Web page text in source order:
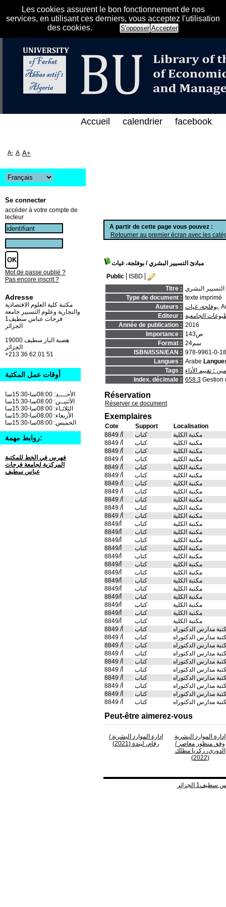
Les cookies assurent le bon fonctionnement de nos
services, en utilisant ces derniers, vous acceptez l'utilisation
des cookies.
S'opposer Accepter
الإلكتروني على الخط المباشر لمكتبة كلية
A partir de cette page vous pouvez :
Retourner au premier écran avec les
مبادئ التسيير البشري/ بوفلجة، غيات
Public
ISBD
Titre : التسيير البشري
Type de document : texte imprimé
Auteurs : بوفلجة، غيات,
Editeur : الجامعية
Année de publication : 2016
Importance :
143ص
Format :
24سم
ISBN/ISSN/EAN : 978-9961-0-
Langues : Arabe
Tags : ؛ تقييم الأداء
Index. décimale : 658.3 Gestion
Réservation
Réserver ce document
Exemplaires
Cote Support
Localisation
أ/ 8849
كتاب
مكتبة الكلية
أ/ 8849
كتاب
مكتبة الكلية
أ/ 8849
كتاب
مكتبة الكلية
أ/ 8849
كتاب
مكتبة الكلية
أ/ 8849
كتاب
مكتبة الكلية
أ/ 8849
كتاب
مكتبة الكلية
أ/ 8849
كتاب
مكتبة الكلية
أ/ 8849
كتاب
مكتبة الكلية
أ/ 8849
كتاب
مكتبة الكلية
أ/ 8849
كتاب
مكتبة الكلية
أ/ 8849
كتاب
مكتبة الكلية
أ/8849
كتاب
مكتبة الكلية
أ/8849
كتاب
مكتبة الكلية
أ/8849
كتاب
مكتبة الكلية
أ/8849
كتاب
مكتبة الكلية
أ/8849
كتاب
مكتبة الكلية
أ/8849
كتاب
مكتبة الكلية
أ/8849
كتاب
مكتبة الكلية
أ/8849
كتاب
مكتبة الكلية
أ/8849
كتاب
مكتبة الكلية
أ/8849
كتاب
مكتبة الكلية
أ/8849
كتاب
مكتبة الكلية
أ/8849
كتاب
مكتبة الكلية
أ/8849
كتاب
مكتبة الكلية
أ/ 8849
كتاب
مدارس الدكتوراه
أ/ 8849
كتاب
مدارس الدكتوراه
أ/ 8849
كتاب
مدارس الدكتوراه
أ/ 8849
كتاب
مدارس الدكتوراه
أ/ 8849
كتاب
مدارس الدكتوراه
أ/ 8849
كتاب
مدارس الدكتوراه
أ/ 8849
كتاب
مدارس الدكتوراه
أ/ 8849
كتاب
مدارس الدكتوراه
أ/ 8849
كتاب
مدارس الدكتوراه
أ/ 8849
كتاب مدارس الدكتوراه
Peut-être aimerez-vous
إدارة الموارد البشرية/
رقام، ليندة (2021)
إدارة الموارد البشرية
وفق منظور معاصر /
الدوري، زكريا مطلك
(2022)
Accueil calendrier facebook.
A- A A+
Se connecter
accéder à votre compte de
lecteur
Mot de passe oublié ?
Pas encore inscrit ?
Adresse
مكتبة كلية العلوم الاقتصادية
والتجارية وعلوم التسيير جامعة
فرحات عباس سطيف1
الجزائر
19000 هضبة الباز سطيف
+213 36 62 01 51
أوقات عمل المكتبة
الأحــــد: 08:00سا-15:30سا
الأثنيــن: 08:00سا-15:30سا
الثلاثـاء: 08:00سا-15:30سا
الأربعاء: 08:00سا-15:30سا
الخميس: 08:00سا-15:30سا
روابط مهمة:
فهرس في الخط للمكتبة
المركزية لجامعة فرحات
عباس سطيف